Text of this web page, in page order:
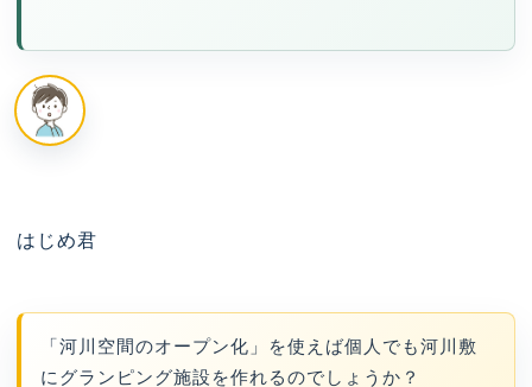
はじめ君
「河川空間のオープン化」を使えば個人でも河川敷
にグランピング施設を作れるのでしょうか？